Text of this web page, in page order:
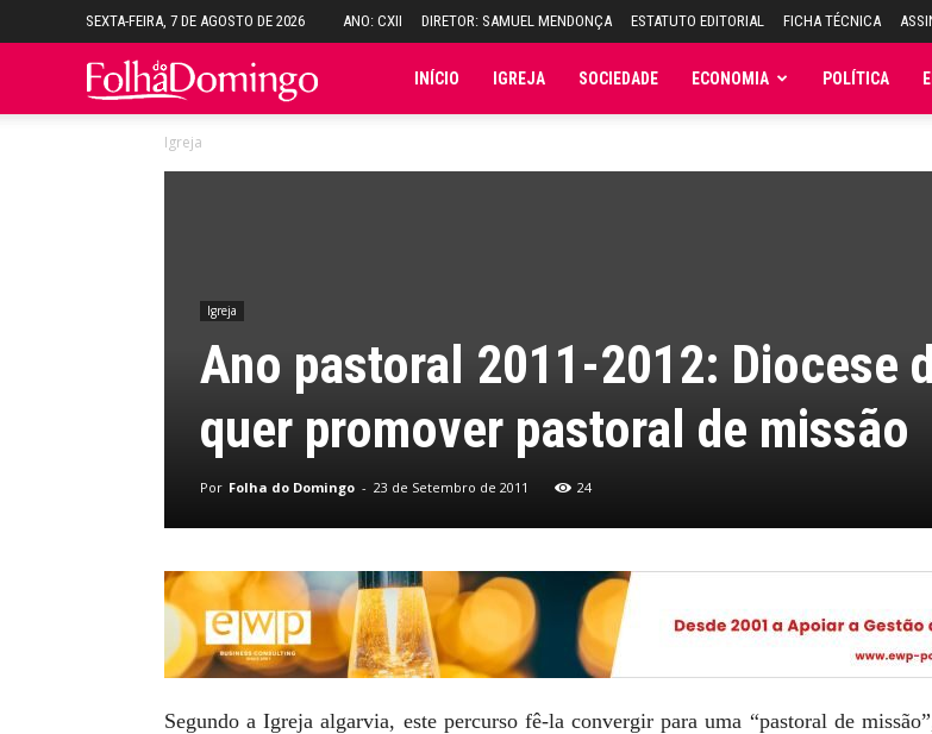
SEXTA-FEIRA, 7 DE AGOSTO DE 2026 ANO: CXII DIRETOR: SAMUEL MENDONÇA ESTATUTO EDITORIAL FICHA TÉCNICA
Folha INÍCIO IGREJA SOCIEDADE ECONOMIA POLÍTICA
Igreja
Igreja
Ano pastoral 2011-2012: Diocese
quer promover pastoral de missão
Por Folha do Domingo - 23 de Setembro de 2011 24
Segundo a Igreja algarvia, este percurso fê-la convergir para uma “pastoral de